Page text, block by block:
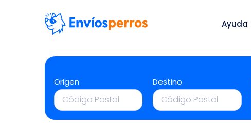
Ayuda
Origen Destino